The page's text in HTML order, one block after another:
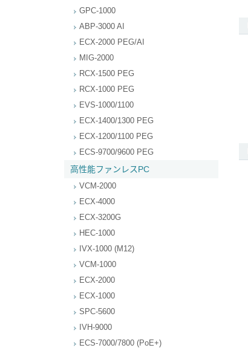
GPC-1000
ABP-3000 AI
ECX-2000 PEG/AI
MIG-2000
RCX-1500 PEG
RCX-1000 PEG
EVS-1000/1100
ECX-1400/1300 PEG
ECX-1200/1100 PEG
ECS-9700/9600 PEG
高性能ファンレスPC
VCM-2000
ECX-4000
ECX-3200G
HEC-1000
IVX-1000 (M12)
VCM-1000
ECX-2000
ECX-1000
SPC-5600
IVH-9000
ECS-7000/7800 (PoE+)